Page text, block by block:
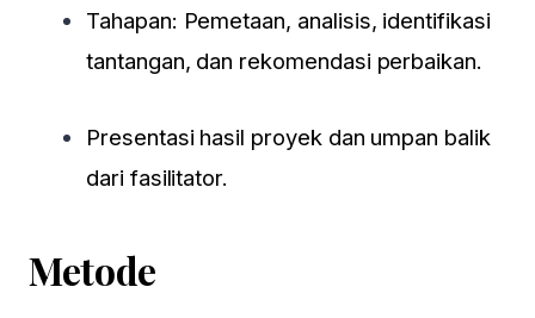
Tahapan: Pemetaan, analisis, identifikasi
tantangan, dan rekomendasi perbaikan.
Presentasi hasil proyek dan umpan balik
dari fasilitator.
Metode